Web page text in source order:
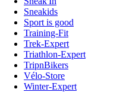
Sneakids
Sport is good
Training-Fit
Trek-Expert
Triathlon-Expert
TripnBikers
Vélo-Store
Winter-Expert